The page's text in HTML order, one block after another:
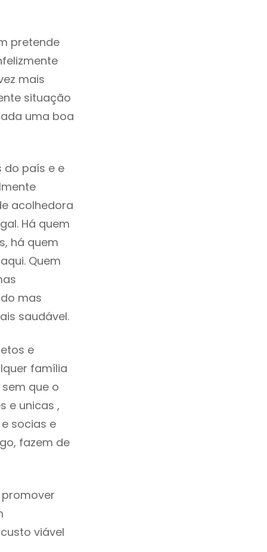
pretende
mais
situação
uma boa
do país e e
acolhedora
Há quem
há quem
Quem
mas
saudável.
e
família
que o
e unicas ,
socias e
fazem de
viável